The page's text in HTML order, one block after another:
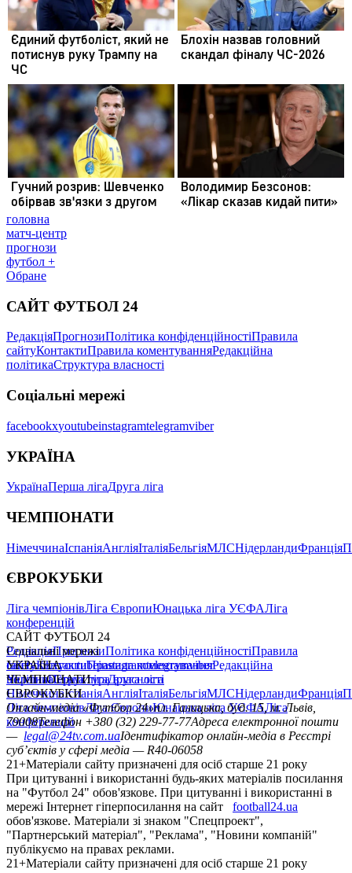
головна
матч-центр
прогнози
футбол +
Обране
САЙТ ФУТБОЛ 24
РедакціяПрогнозиПолітика конфіденційностіПравила
сайтуКонтактиПравила коментуванняРедакційна
політикаСтруктура власності
Соціальні мережі
facebookxyoutubeinstagramtelegramviber
УКРАЇНА
УкраїнаПерша лігаДруга ліга
ЧЕМПІОНАТИ
НімеччинаІспаніяАнгліяІталіяБельгіяМЛСНідерландиФранція
ЄВРОКУБКИ
Ліга чемпіонівЛіга ЄвропиЮнацька ліга УЄФАЛіга
конференцій
САЙТ ФУТБОЛ 24
РедакціяПрогнозиПолітика конфіденційностіПравила
сайтуКонтактиПравила коментуванняРедакційна
політикаСтруктура власності
Соціальні мережі
facebookxyoutubeinstagramtelegramviber
УКРАЇНА
УкраїнаПерша лігаДруга ліга
ЧЕМПІОНАТИ
НімеччинаІспаніяАнгліяІталіяБельгіяМЛСНідерландиФранція
ЄВРОКУБКИ
Ліга чемпіонівЛіга ЄвропиЮнацька ліга УЄФАЛіга
конференцій
Онлайн-медіа «Футбол 24»пл. Галицька, буд. 15, м. Львів,
79008Телефон +380 (32) 229-77-77Адреса електронної пошти
— legal@24tv.com.uaІдентифікатор онлайн-медіа в Реєстрі
суб’єктів у сфері медіа — R40-06058
21+Матеріали сайту призначені для осіб старше 21 року
При цитуванні і використанні будь-яких матеріалів посилання
на "Футбол 24" обов'язкове. При цитуванні і використанні в
мережі Інтернет гіперпосилання на сайт
football24.ua
обов'язкове. Матеріали зі знаком "Спецпроект",
"Партнерський матеріал", "Реклама", "Новини компаній"
публікуємо на правах реклами.
21+Матеріали сайту призначені для осіб старше 21 року